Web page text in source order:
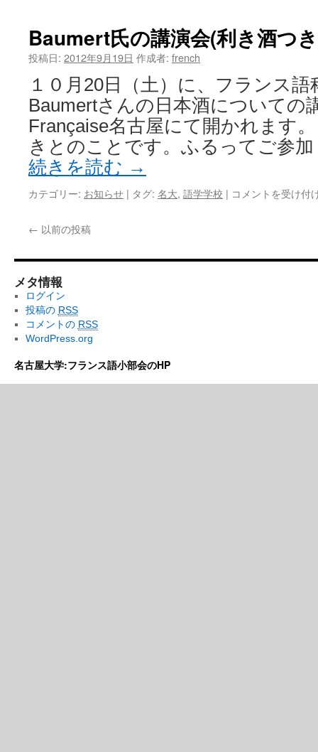
Baumert氏の講演会(利き酒つ
投稿日: 2012年9月19日 作成者: french
１０月20日（土）に、フランス
Baumertさんの日本酒についての
Française名古屋にて開かれます
きとのことです。ふるってご参
続きを読む →
カテゴリー: お知らせ | タグ: 名大, 語学学校 | コメントを受け付
← 以前の投稿
メタ情報
ログイン
投稿の RSS
コメントの RSS
WordPress.org
名古屋大学:フランス語小部会のHP